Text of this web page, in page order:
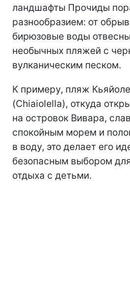
ландшафты Прочиды
разнообразием: от
бирюзовые воды
необычных пляжей с
вулканическим песком.
К примеру, пляж
(Chiaiolella), откуда
на островок Вивара,
спокойным морем и
в воду, это делает его
безопасным выбором
отдыха с детьми.